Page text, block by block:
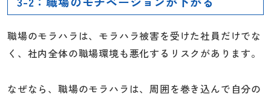
職場のモラハラは、モラハラ被害を受けた社員だけでな
く、社内全体の職場環境も悪化するリスクがあります。
なぜなら、職場のモラハラは、周囲を巻き込んで自分の